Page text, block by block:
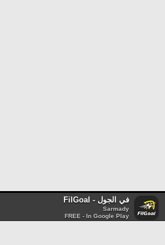
في الجول - FilGoal
Sarmady
FREE - In Google Play